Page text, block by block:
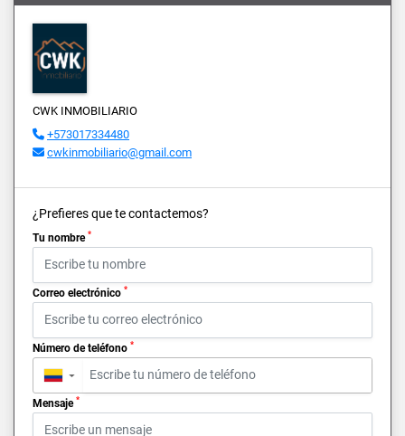
CWK INMOBILIARIO
+573017334480
cwkinmobiliario@gmail.com
¿Prefieres que te contactemos?
Tu nombre *
Correo electrónico *
Número de teléfono *
▼
Mensaje *